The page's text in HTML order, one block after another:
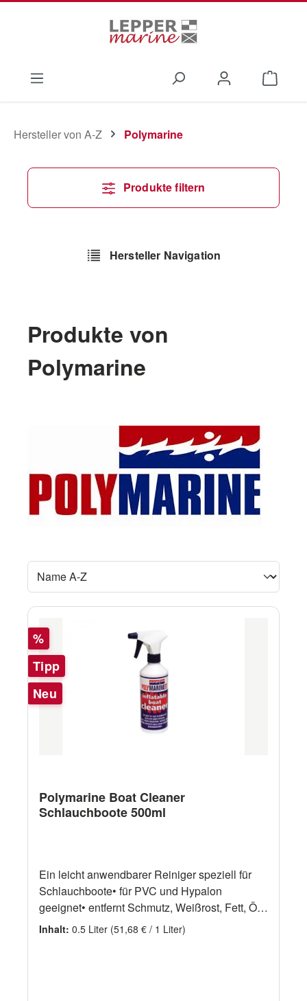
Hersteller von A-Z Polymarine
Produkte filtern
Hersteller Navigation
Produkte von
Polymarine
Rabatt
%
Tipp
Neu
Polymarine Boat Cleaner
Schlauchboote 500ml
Ein leicht anwendbarer Reiniger speziell für
Schlauchboote• für PVC und Hypalon
geeignet• entfernt Schmutz, Weißrost, Fett, Öl
und Benzinablagerungen• biologisch
abbaubar• 500ml Flasche mit Sprühkopf
Inhalt: 0.5 Liter (51,68 € / 1 Liter)